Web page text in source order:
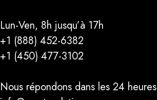
Lun-Ven, 8h jusqu’à 17h
+1 (888) 452-6382
+1 (450) 477­-3102
Nous répondons dans les 24 heures